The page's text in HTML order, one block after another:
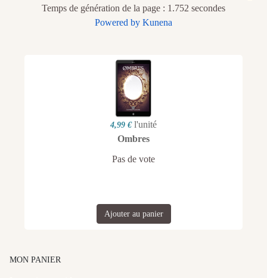
Temps de génération de la page : 1.752 secondes
Powered by Kunena
4,99 € l'unité
Ombres
Pas de vote
Ajouter au panier
MON PANIER